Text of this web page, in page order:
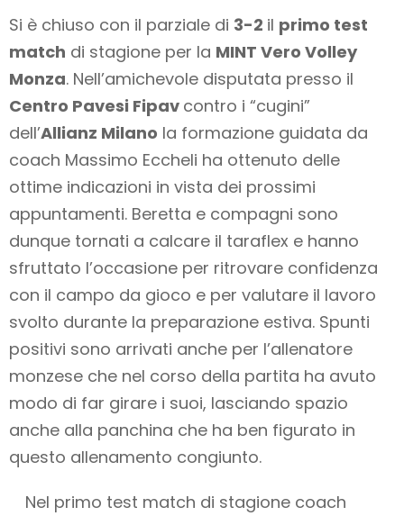
Si è chiuso con il parziale di 3-2 il primo test
match di stagione per la MINT Vero Volley
Monza. Nell’amichevole disputata presso il
Centro Pavesi Fipav contro i “cugini”
dell’Allianz Milano la formazione guidata da
coach Massimo Eccheli ha ottenuto delle
ottime indicazioni in vista dei prossimi
appuntamenti. Beretta e compagni sono
dunque tornati a calcare il taraflex e hanno
sfruttato l’occasione per ritrovare confidenza
con il campo da gioco e per valutare il lavoro
svolto durante la preparazione estiva. Spunti
positivi sono arrivati anche per l’allenatore
monzese che nel corso della partita ha avuto
modo di far girare i suoi, lasciando spazio
anche alla panchina che ha ben figurato in
questo allenamento congiunto.
Nel primo test match di stagione coach